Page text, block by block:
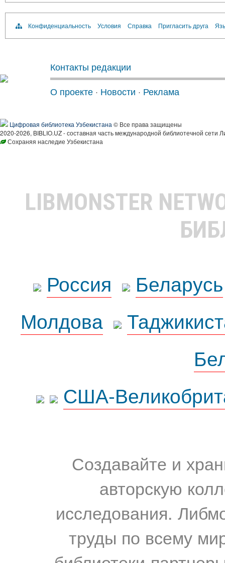
Конфиденциальность Условия Справка Пригласить друга
Контакты редакции
О проекте · Новости · Реклама
Цифровая библиотека Узбекистана © Все права защищены
2020-2026, BIBLIO.UZ - составная часть международной библиотечной сети
Сохраняя наследие Узбекистана
LIBMONSTER
Россия
Беларусь
Молдова
США-
Создавайте и
авторскую
исследования.
труды по всему